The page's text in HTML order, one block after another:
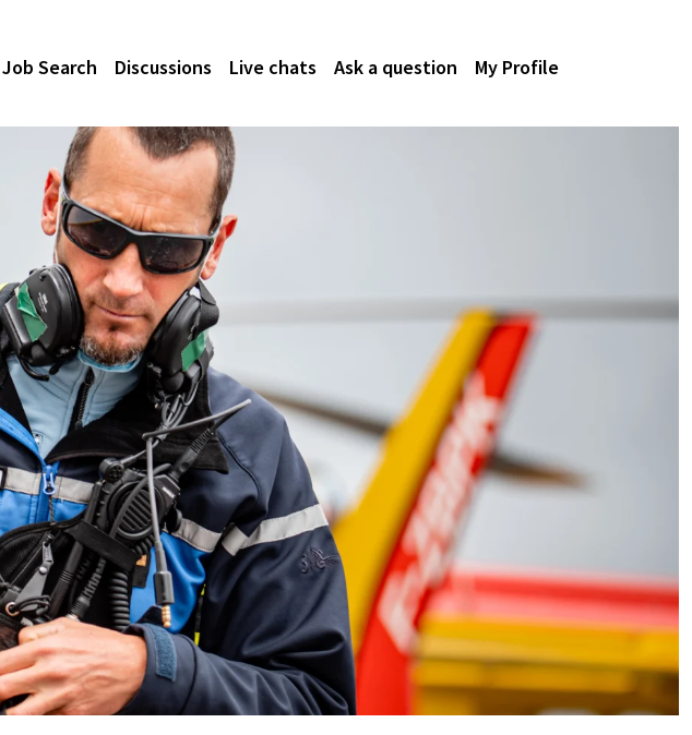
Job Search Discussions Live chats Ask a question My Profile